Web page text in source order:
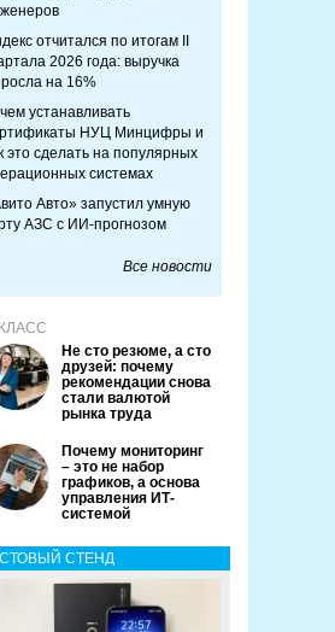
отчитался по итогам II
2026 года: выручка
на 16%
устанавливать
НУЦ Минцифры и
это сделать на популярных
системах
Авто» запустил умную
АЗС с ИИ-прогнозом
Все новости
Не сто резюме, а сто
друзей: почему
рекомендации снова
стали валютой
рынка труда
Почему мониторинг
– это не набор
графиков, а основа
управления ИТ-
системой
СТЕНД